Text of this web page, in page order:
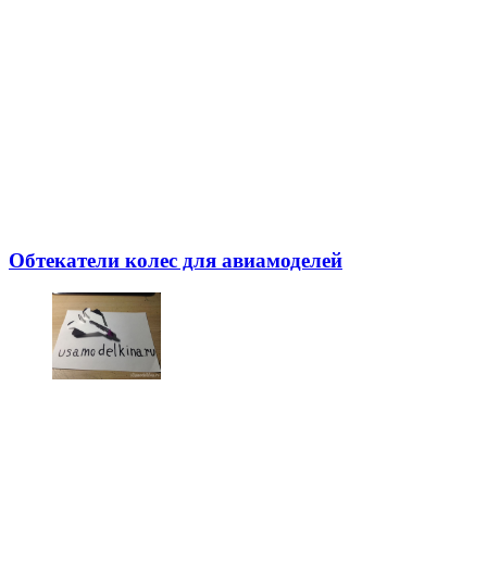
Обтекатели колес для авиамоделей